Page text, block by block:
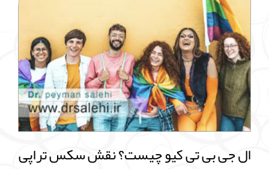
ال جی بی تی کیو چیست؟ نقش سکس تراپی